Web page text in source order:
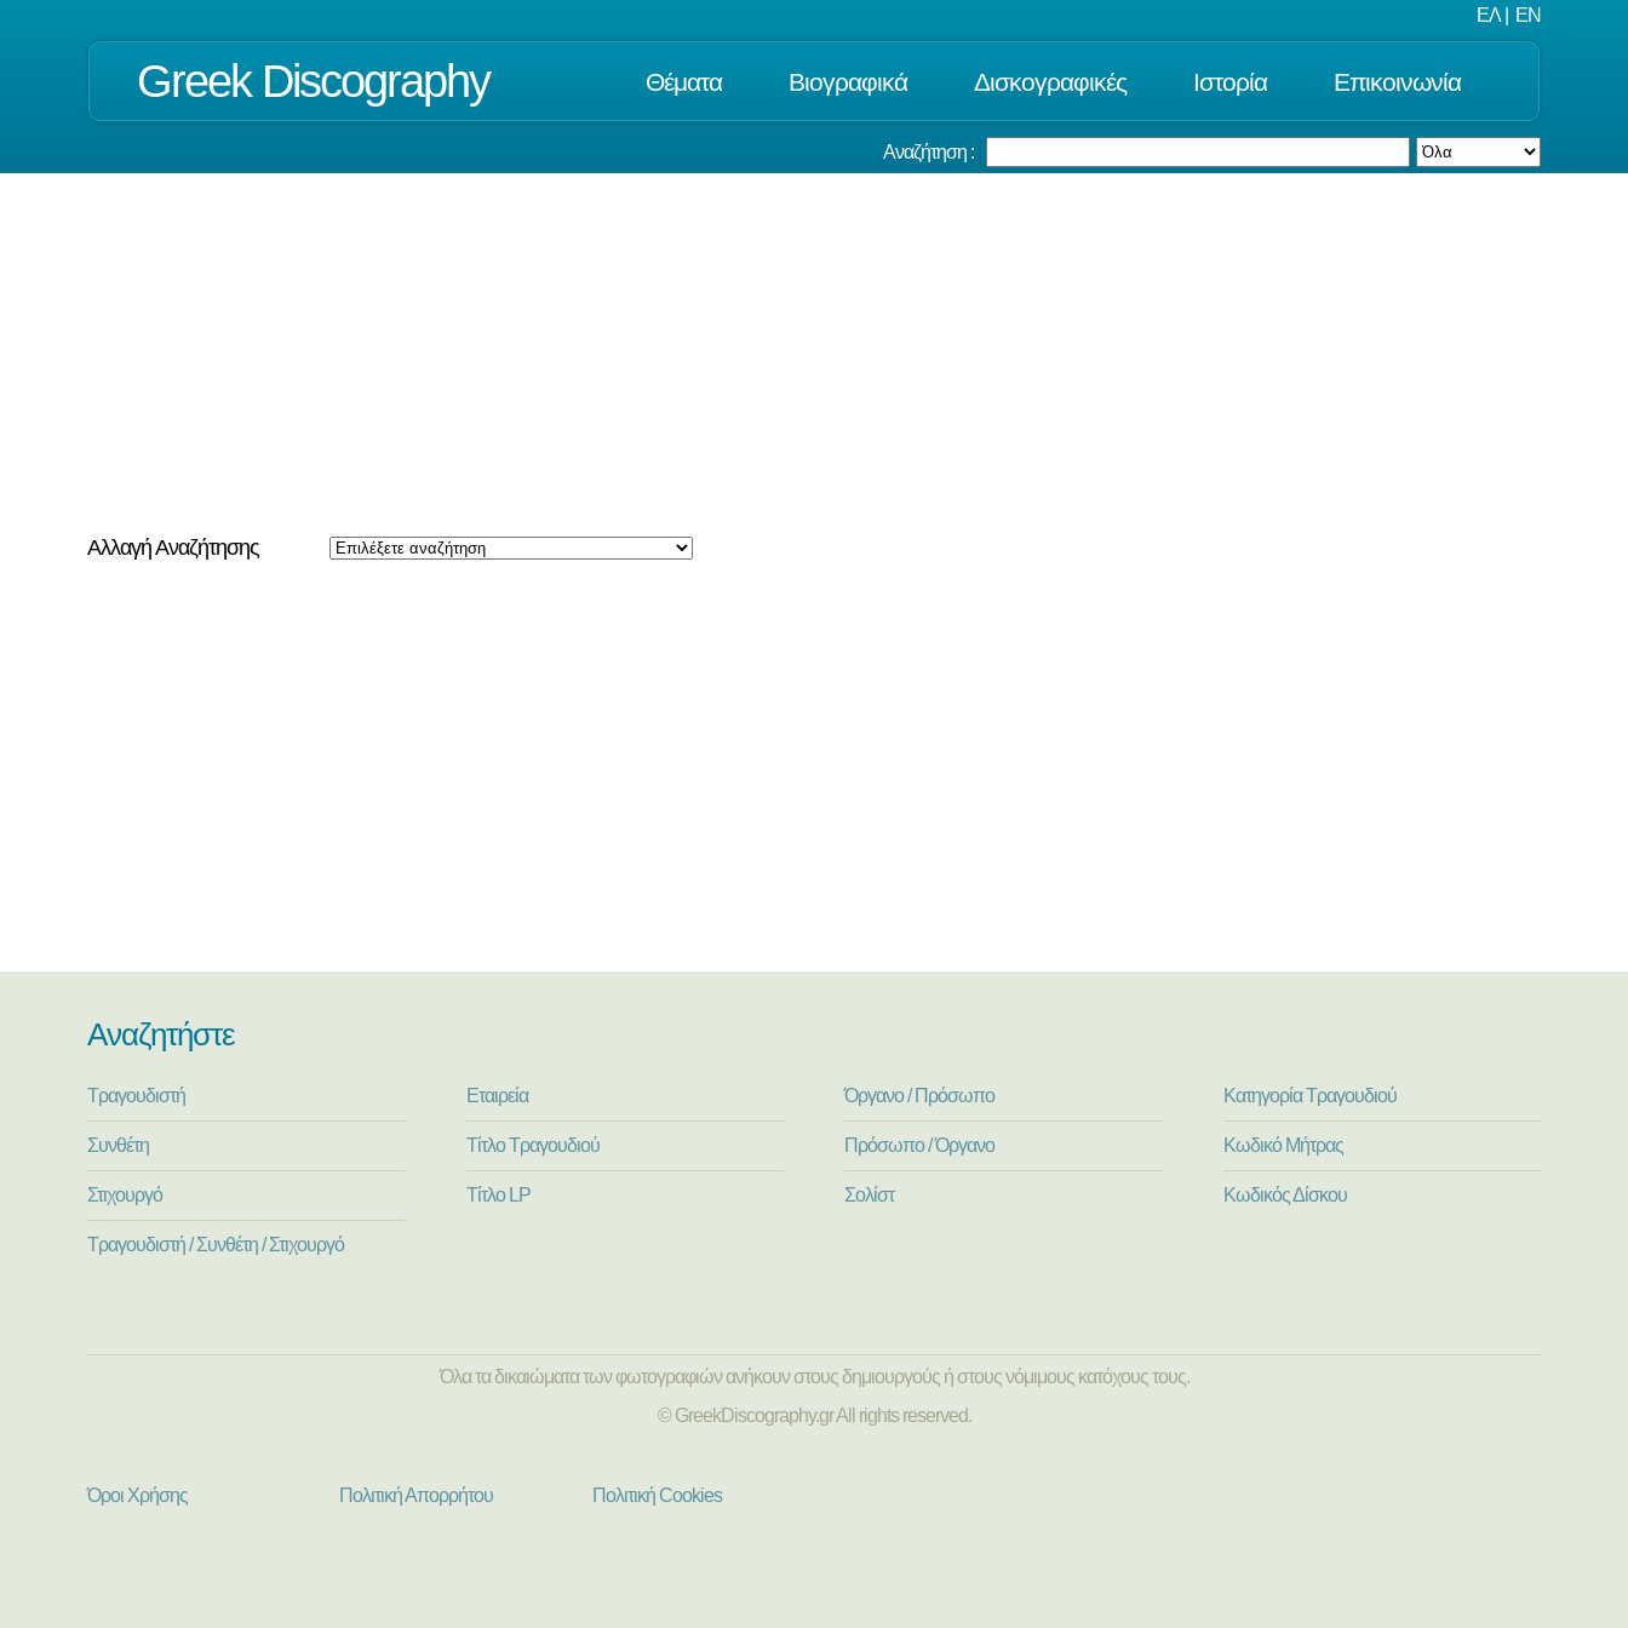
ΕΛ EN
Greek Discography Θέματα Βιογραφικά Δισκογραφικές Ιστορία Επικοινωνία
Αναζήτηση :
Αλλαγή Αναζήτησης
Αναζητήστε
Τραγουδιστή
Συνθέτη
Στιχουργό
Τραγουδιστή / Συνθέτη / Στιχουργό
Εταιρεία
Τίτλο Τραγουδιού
Τίτλο LP
Όργανο / Πρόσωπο
Πρόσωπο / Όργανο
Σολίστ
Κατηγορία Τραγουδιού
Κωδικό Μήτρας
Κωδικός Δίσκου
Όλα τα δικαιώματα των φωτογραφιών ανήκουν στους δημιουργούς ή στους νόμιμους κατόχους τους.
© GreekDiscography.gr All rights reserved.
Όροι Χρήσης Πολιτική Απορρήτου Πολιτική Cookies